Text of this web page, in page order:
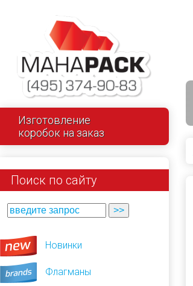
Изготовление
коробок на заказ
Поиск по сайту
Новинки
Флагманы